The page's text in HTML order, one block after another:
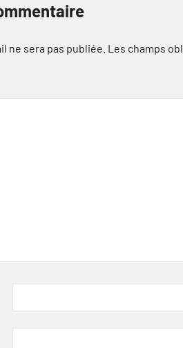
ne sera pas publiée. Les champs